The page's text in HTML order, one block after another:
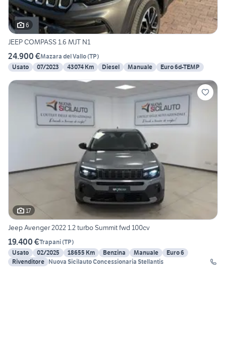
6
JEEP COMPASS 1.6 MJT N1
24.900 €Mazara del Vallo(TP)
Usato
07/2023 43074 Km Diesel Manuale Euro 6d-TEMP
17
Jeep Avenger 2022 1.2 turbo Summit fwd 100cv
19.400 €Trapani(TP)
Usato
02/2025 18655 Km Benzina Manuale
Euro 6
Rivenditore Nuova Sicilauto Concessionaria Stellantis